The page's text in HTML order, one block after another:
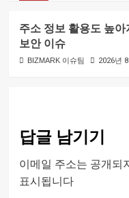
주소 정보 활용도 높
보안 이슈
BIZMARK 이슈팀 2026년
답글 남기기
이메일 주소는 공개되
표시됩니다